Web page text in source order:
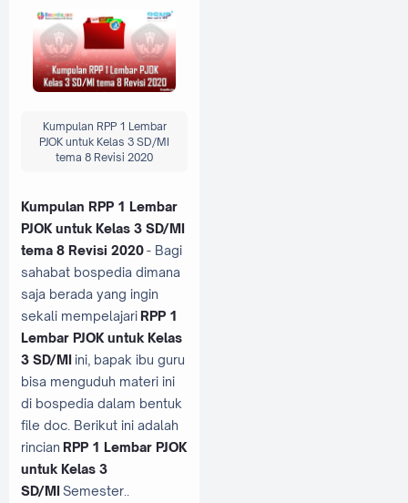
Kumpulan RPP 1 Lembar
PJOK untuk Kelas 3 SD/MI
tema 8 Revisi 2020
Kumpulan RPP 1 Lembar
PJOK untuk Kelas 3 SD/MI
tema 8 Revisi 2020- Bagi
sahabat bospedia dimana
saja berada yang ingin
sekali mempelajariRPP 1
Lembar PJOK untuk Kelas
3 SD/MIini, bapak ibu guru
bisa menguduh materi ini
di bospedia dalam bentuk
file doc. Berikut ini adalah
rincian RPP 1 Lembar PJOK
untuk Kelas 3
SD/MISemester..